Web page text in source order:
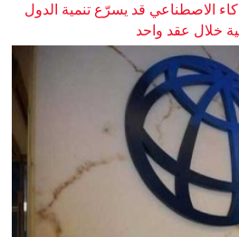
الاصطناعي قد يسرّع تنمية الدول
خلال عقد واحد